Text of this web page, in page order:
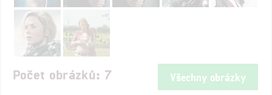
Počet obrázků: 7 Všechny obrázky